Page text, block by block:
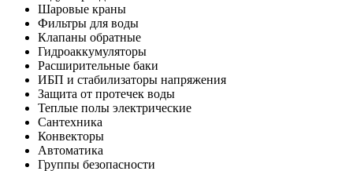
Шаровые краны
Фильтры для воды
Клапаны обратные
Гидроаккумуляторы
Расширительные баки
ИБП и стабилизаторы напряжения
Защита от протечек воды
Теплые полы электрические
Сантехника
Конвекторы
Автоматика
Группы безопасности